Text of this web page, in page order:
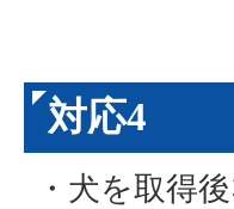
対応4
・犬を取得